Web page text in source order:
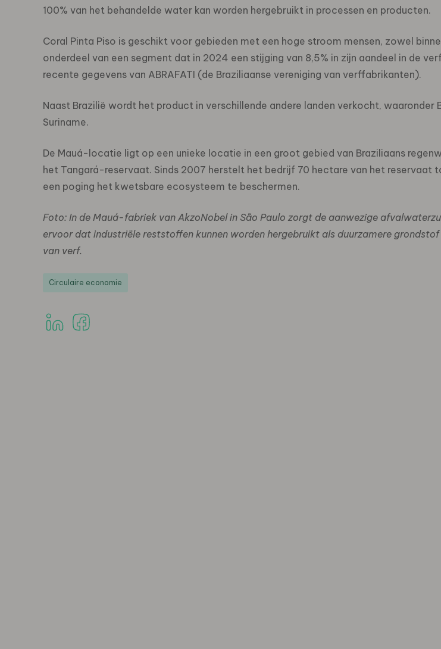
100% van het behandelde water kan worden hergebruikt in processen en producten.
Coral Pinta Piso is geschikt voor gebieden met een hoge stroom mensen, zowel
onderdeel van een segment dat in 2024 een stijging van 8,5% in zijn aandeel in de
recente gegevens van ABRAFATI (de Braziliaanse vereniging van verffabrikanten).
Naast Brazilië wordt het product in verschillende andere landen verkocht, waaronder
Suriname.
De Mauá-locatie ligt op een unieke locatie in een groot gebied van Braziliaans
het Tangará-reservaat. Sinds 2007 herstelt het bedrijf 70 hectare van het reservaat
een poging het kwetsbare ecosysteem te beschermen.
Foto: In de Mauá-fabriek van AkzoNobel in São Paulo zorgt de aanwezige
ervoor dat industriële reststoffen kunnen worden hergebruikt als duurzamere
van verf.
Circulaire economie